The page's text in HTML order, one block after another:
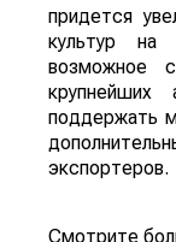
придется
культур
возможное
крупнейших
поддержать
экспортеров.
Смотрите